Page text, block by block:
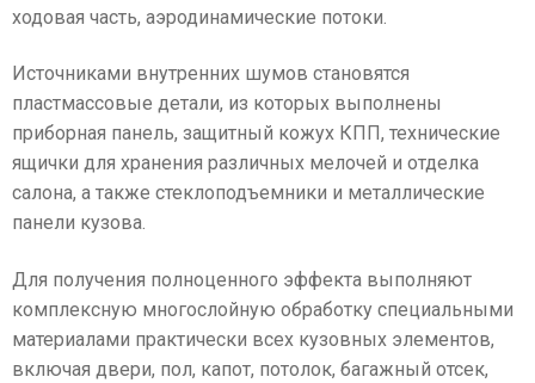
ходовая часть, аэродинамические потоки.
Источниками внутренних шумов становятся
пластмассовые детали, из которых выполнены
приборная панель, защитный кожух КПП, технические
ящички для хранения различных мелочей и отделка
салона, а также стеклоподъемники и металлические
панели кузова.
Для получения полноценного эффекта выполняют
комплексную многослойную обработку специальными
материалами практически всех кузовных элементов,
включая двери, пол, капот, потолок, багажный отсек,